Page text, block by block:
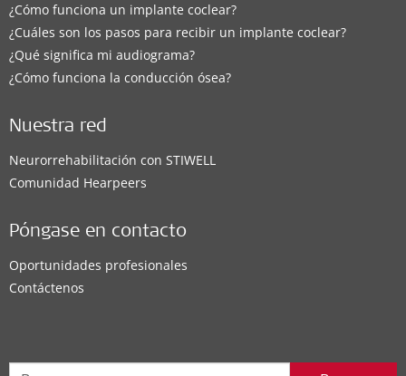
¿Cómo funciona un implante coclear?
¿Cuáles son los pasos para recibir un implante coclear?
¿Qué significa mi audiograma?
¿Cómo funciona la conducción ósea?
Nuestra red
Neurorrehabilitación con STIWELL
Comunidad Hearpeers
Póngase en contacto
Oportunidades profesionales
Contáctenos